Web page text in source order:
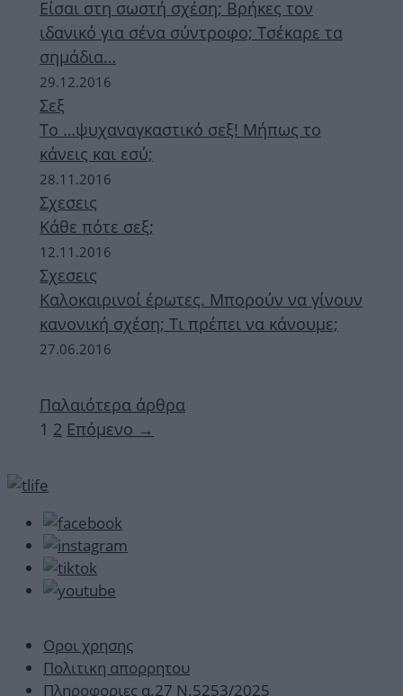
Είσαι στη σωστή σχέση; Βρήκες τον
ιδανικό για σένα σύντροφο; Τσέκαρε τα
σημάδια…
29.12.2016
Σεξ
Το …ψυχαναγκαστικό σεξ! Μήπως το
κάνεις και εσύ;
28.11.2016
Σχεσεις
Κάθε πότε σεξ;
12.11.2016
Σχεσεις
Καλοκαιρινοί έρωτες. Μπορούν να γίνουν
κανονική σχέση; Τι πρέπει να κάνουμε;
27.06.2016
Παλαιότερα άρθρα
Σελίδα
1 Σελίδα
2 Επόμενο →
Οροι χρησης
Πολιτικη απορρητου
Πληροφοριες α.27 Ν.5253/2025